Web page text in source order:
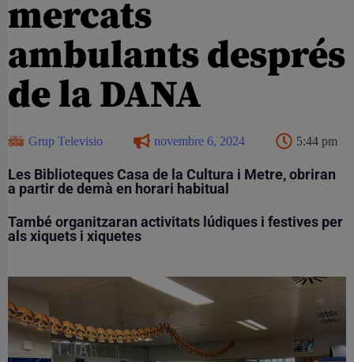
mercats
ambulants després
de la DANA
Grup Televisio novembre 6, 2024 5:44 pm
Les Biblioteques Casa de la Cultura i Metre, obriran
a partir de demà en horari habitual
També organitzaran activitats lúdiques i festives per
als xiquets i xiquetes